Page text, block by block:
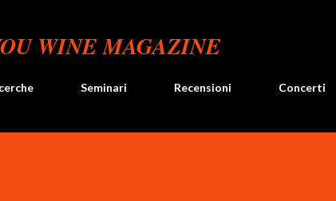
WINE MAGAZINE
Seminari Recensioni Concerti